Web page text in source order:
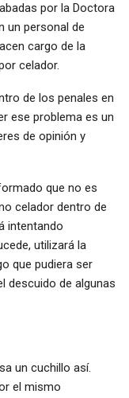
por la Doctora
un personal de
cargo de la
celador.
de los penales en
ese problema es un
de opinión y
que no es
celador dentro de
intentando
utilizará la
que pudiera ser
descuido de algunas
un cuchillo así.
el mismo